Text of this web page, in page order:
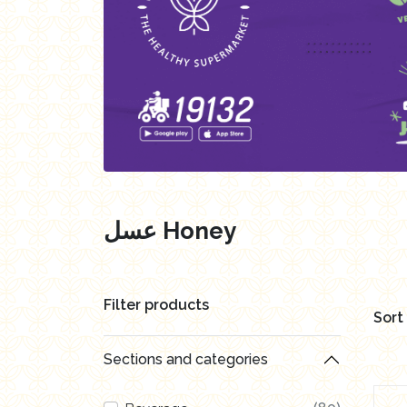
العروض Offers
Butchry
رايس كيك Rice cake
Healthy Cola
عسل Honey
Filter products
Sections and categories
Sort